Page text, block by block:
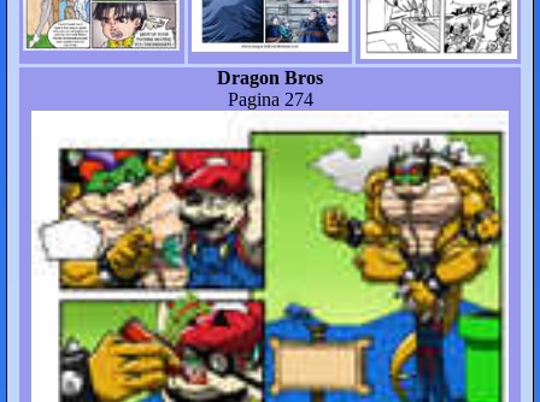
Dragon Bros
Pagina 274